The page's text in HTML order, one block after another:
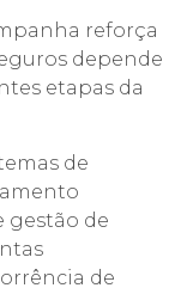
reforça
depende
etapas da
de
gestão de
de